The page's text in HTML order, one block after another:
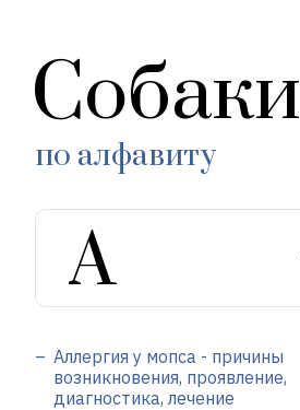
Собаки
по алфавиту
Аллергия у мопса - причины
возникновения, проявление,
диагностика, лечение